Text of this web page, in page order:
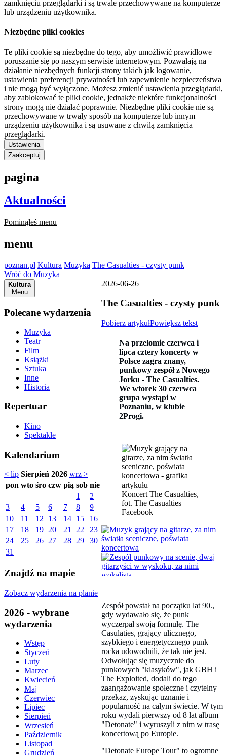
zamknięciu przeglądarki i są trwale przechowywane na komputerze
lub urządzeniu użytkownika.
Niezbędne pliki cookies
Te pliki cookie są niezbędne do tego, aby umożliwić prawidłowe
poruszanie się po naszym serwisie internetowym. Pozwalają na
działanie niezbędnych funkcji strony takich jak logowanie,
ustawienia preferencji prywatności lub zapewnienie bezpieczeństwa
i nie mogą być wyłączone. Możesz zmienić ustawienia przeglądarki,
aby zablokować te pliki cookie, jednakże niektóre funkcjonalności
strony mogą nie działać poprawnie. Niezbędne pliki cookie nie są
przechowywane w trwały sposób na komputerze lub innym
urządzeniu użytkownika i są usuwane z chwilą zamknięcia
przeglądarki.
Ustawienia
Zaakceptuj
pagina
Aktualności
Pominąłeś menu
menu
poznan.pl Kultura Muzyka The Casualties - czysty punk
Wróć do Muzyka
Kultura
Menu
Polecane wydarzenia
Muzyka
Teatr
Film
Książki
Sztuka
Inne
Historia
Repertuar
Kino
Spektakle
Kalendarium
< lip Sierpień 2026 wrz >
pon wto śro czw pią sob nie
1
2
3
4 5 6 7 8
9
10
11 12 13 14 15
16
17
18 19 20 21 22
23
24
25 26 27 28 29
30
31
Znajdź na mapie
Zobacz wydarzenia na planie
2026 - wybrane
wydarzenia
Wstęp
Styczeń
Luty
Marzec
Kwiecień
Maj
Czerwiec
Lipiec
Sierpień
Wrzesień
Październik
Listopad
Grudzień
2026-06-26
The Casualties - czysty punk
Pobierz artykułPowiększ tekst
Na przełomie czerwca i
lipca cztery koncerty w
Polsce zagra znany,
punkowy zespół z Nowego
Jorku - The Casualties.
We wtorek 30 czerwca
grupa wystąpi w
Poznaniu, w klubie
2Progi.
Koncert The Casualties,
fot. The Casualties
Facebook
Zespół powstał na początku lat 90.,
gdy wydawało się, że punk
wyczerpał swoją formułę. The
Casulaties, grający ulicznego,
szybkiego i energetycznego punk
rocka udowodnili, że tak nie jest.
Odwołując się muzycznie do
punkowych "klasyków", jak GBH i
The Exploited, dodali do tego
zaangażowanie społeczne i czytelny
przekaz, zyskując uznanie i
popularność na całym świecie. W tym
roku wydali pierwszy od 8 lat album
"Detonate" i wyruszyli z nim w trasę
koncertową po Europie.
"Detonate Europe Tour" to ogromne